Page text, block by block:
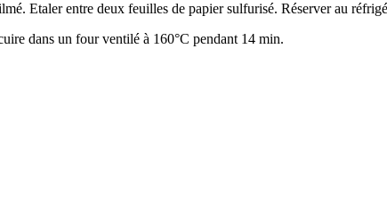
Etaler entre deux feuilles de papier sulfurisé. Réserver au
dans un four ventilé à 160°C pendant 14 min.